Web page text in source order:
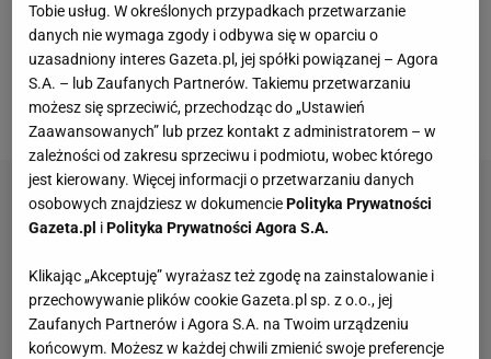
Dopiątkurekordem światabyłwynikDong-hyun,
który podczas igrzysk w Londynie uzbierał aż 699
punktów. W Rio wynik o jeden punkt lepszy
zanotował jego rodak Woojin Kim.
Tobie usług. W określonych przypadkach przetwarzanie
danych nie wymaga zgody i odbywa się w oparciu o
uzasadniony interes Gazeta.pl, jej spółki powiązanej – Agora
S.A. – lub Zaufanych Partnerów. Takiemu przetwarzaniu
możesz się sprzeciwić, przechodząc do „Ustawień
Zaawansowanych” lub przez kontakt z administratorem – w
zależności od zakresu sprzeciwu i podmiotu, wobec którego
jest kierowany. Więcej informacji o przetwarzaniu danych
osobowych znajdziesz w dokumenciePolityka Prywatności
Gazeta.pl iPolityka Prywatności Agora S.A.
Klikając „Akceptuję” wyrażasz też zgodę na zainstalowanie i
przechowywanie plików cookie Gazeta.pl sp. z o.o., jej
Zaufanych Partnerów i Agora S.A. na Twoim urządzeniu
końcowym. Możesz w każdej chwili zmienić swoje preferencje